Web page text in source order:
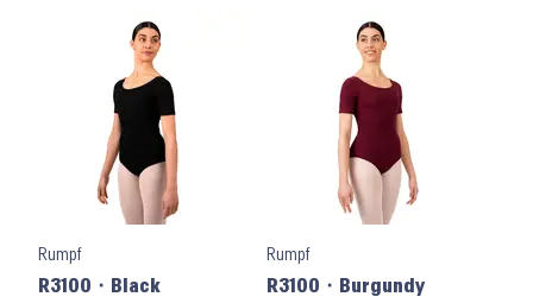
Rumpf
R3100 ⬝ Black
Rumpf
R3100 ⬝ Burgundy